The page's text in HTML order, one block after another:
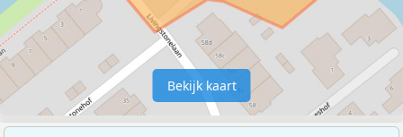
Bekijk kaart